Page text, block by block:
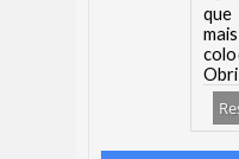
que